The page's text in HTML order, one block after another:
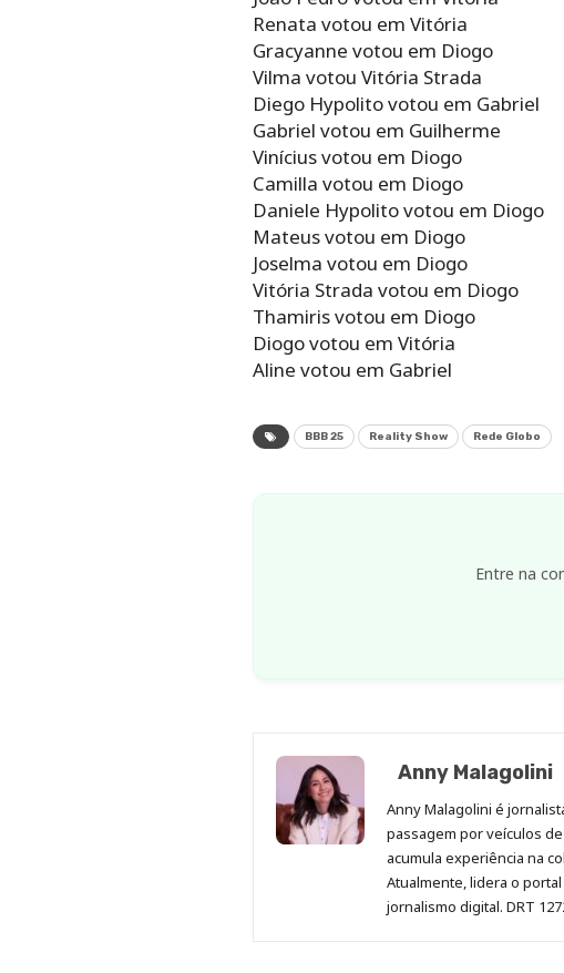
Renata votou em Vitória
Gracyanne votou em Diogo
Vilma votou Vitória Strada
Diego Hypolito votou em Gabriel
Gabriel votou em Guilherme
Vinícius votou em Diogo
Camilla votou em Diogo
Daniele Hypolito votou em Diogo
Mateus votou em Diogo
Joselma votou em Diogo
Vitória Strada votou em Diogo
Thamiris votou em Diogo
Diogo votou em Vitória
Aline votou em Gabriel
BBB 25 Reality Show Rede Globo
Entre na
Anny Malagolini
Anny Malagolini é
passagem por veículos
acumula experiência na
Atualmente, lidera o
jornalismo digital. DRT